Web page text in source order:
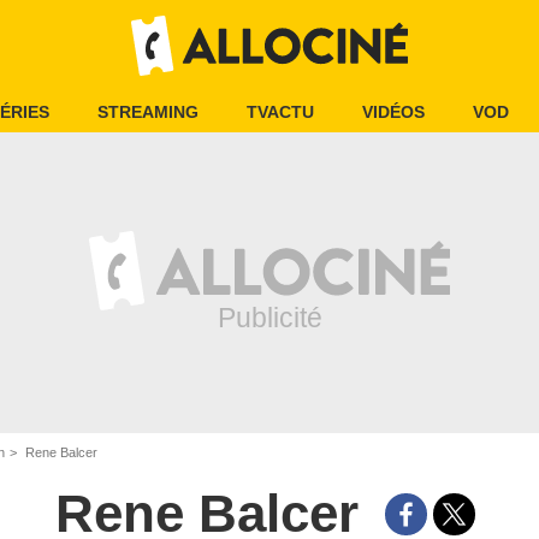
STREAMING TVACTU VIDÉOS VOD
Rene Balcer
Rene Balcer